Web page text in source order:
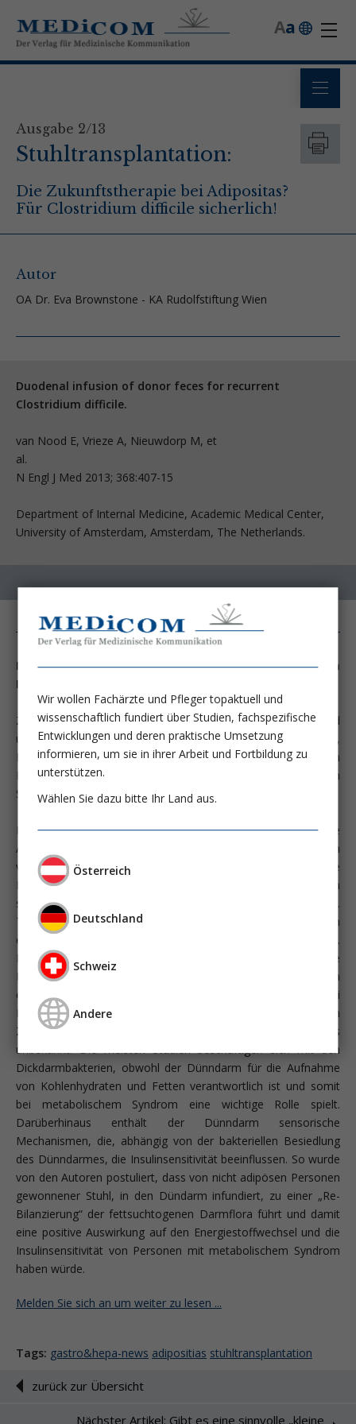
a
A
Ausgabe 2/13
Stuhltransplantation:
Die Zukunftstherapie bei Adipositas?
Für Clostridium difficile sicherlich!
Autor
OA Dr. Eva Brownstone - KA Rudolfstiftung Wien
Duodenal infusion of donor feces for recurrent
Clostridium difficile.
van Nood E, Vrieze A, Nieuwdorp M, et
N Engl J Med 2013; 368:407-15
Department of Internal Medicine, Academic Medical Center,
University of Amsterdam, Amsterdam, The Netherlands.
Neue Erkenntnisse über die Funktion des intestinalen
Mikrobioms und ihre therapeutische Anwendung:
Zwei neue Arbeiten einer Arbeitsgruppe in Holland (bestehend
u. a. aus Gastroenterologen, Kardiologen, Endokrinologen,
Bakteriologen und Immunologen) beschäftigten sich mit den
Effekten eines veränderten intestinalen Mikrobioms nach
Stuhltransplantation.
Der von Vrieze A. et al. in Gastroenterology 2012 publizierte
Artikel beschreibt die Auswirkungen einer Stuhltransplantation
von gesunden, normalgewichtigen Spendern auf adipöse
Patienten mit pathologischer Insulinsensitivität. Das Mikrobiom
scheint eine große Bedeutung für den Stoffwechsel zu haben.
Tiermodelle zeigen, dass die Entwicklung einer Adipositas in
engem Zusammenhang mit dem intestinalen Mikrobiom steht.
Im Tierversuch zeigte sich, dass dünne Mäuse eine stärkere
Diversität an Darmbakterien haben als dicke und dadurch
einen stärkeren Kohlenhydrat- und Fettverbrauch zeigen. Bei
Menschen ist der kausale Zusammenhang zwischen
Zusammensetzung der Dünndarmflora und Metabolismus
unbekannt. Die meisten Studien beschäftigen sich mit den
Dickdarmbakterien, obwohl der Dünndarm für die Aufnahme
von Kohlenhydraten und Fetten verantwortlich ist und somit
bei metabolischem Syndrom eine wichtige Rolle spielt.
Darüberhinaus enthält der Dünndarm sensorische
Mechanismen, die, abhängig von der bakteriellen Besiedlung
des Dünndarmes, die Insulinsensitivität beeinflussen. So wurde
von den Autoren postuliert, dass von nicht adipösen Personen
gewonnener Stuhl, in den Dündarm infundiert, zu einer „Re-
Bilanzierung“ der fettsuchtogenen Darmflora führt und damit
eine positive Auswirkung auf den Energiestoffwechsel und die
Insulinsensitivität von Personen mit metabolischem Syndrom
haben würde.
Melden Sie sich an um weiter zu lesen ...
Tags: gastro&hepa-news adipositias stuhltransplantation
zurück zur Übersicht
Nächster Artikel: Gibt es eine sinnvolle „kleine
Wir wollen Fachärzte und Pfleger topaktuell und
wissenschaftlich fundiert über Studien, fachspezifische
Entwicklungen und deren praktische Umsetzung
informieren, um sie in ihrer Arbeit und Fortbildung zu
unterstützen.
Wählen Sie dazu bitte Ihr Land aus.
Österreich
Deutschland
Schweiz
Andere